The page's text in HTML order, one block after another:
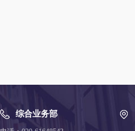
综合业务部